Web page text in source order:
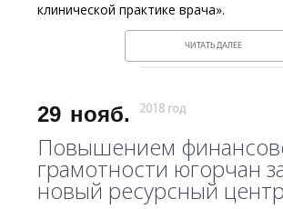
клинической практике врача».
ЧИТАТЬ ДАЛЕЕ
29 нояб. 2018 год
Повышением
грамотности югорчан
новый ресурсный центр